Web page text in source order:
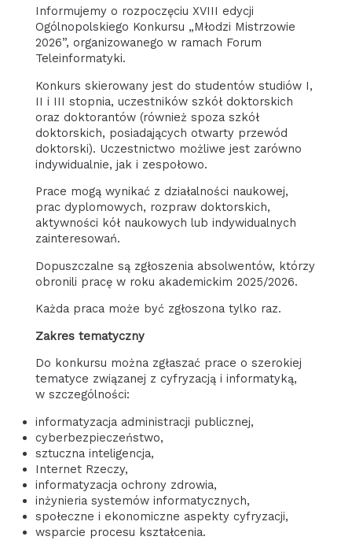
Informujemy o rozpoczęciu XVIII edycji
Ogólnopolskiego Konkursu „Młodzi Mistrzowie
2026”, organizowanego w ramach Forum
Teleinformatyki.
Konkurs skierowany jest do studentów studiów I,
II i III stopnia, uczestników szkół doktorskich
oraz doktorantów (również spoza szkół
doktorskich, posiadających otwarty przewód
doktorski). Uczestnictwo możliwe jest zarówno
indywidualnie, jak i zespołowo.
Prace mogą wynikać z działalności naukowej,
prac dyplomowych, rozpraw doktorskich,
aktywności kół naukowych lub indywidualnych
zainteresowań.
Dopuszczalne są zgłoszenia absolwentów, którzy
obronili pracę w roku akademickim 2025/2026.
Każda praca może być zgłoszona tylko raz.
Zakres tematyczny
Do konkursu można zgłaszać prace o szerokiej
tematyce związanej z cyfryzacją i informatyką,
w szczególności:
informatyzacja administracji publicznej,
cyberbezpieczeństwo,
sztuczna inteligencja,
Internet Rzeczy,
informatyzacja ochrony zdrowia,
inżynieria systemów informatycznych,
społeczne i ekonomiczne aspekty cyfryzacji,
wsparcie procesu kształcenia.